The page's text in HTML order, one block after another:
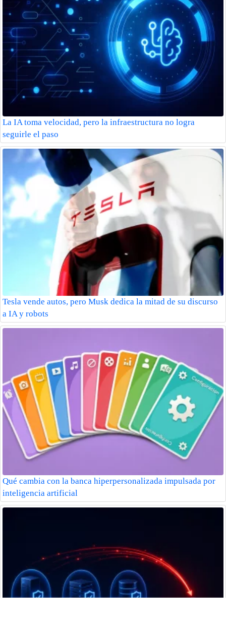
La IA toma velocidad, pero la infraestructura no logra
seguirle el paso
Tesla vende autos, pero Musk dedica la mitad de su discurso
a IA y robots
Qué cambia con la banca hiperpersonalizada impulsada por
inteligencia artificial